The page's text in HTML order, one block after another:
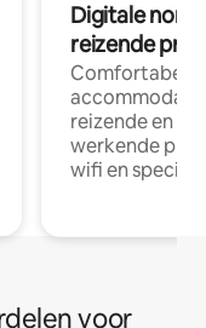
Digitale
reizende
Comfortabele
reizende en
werkende
wifi en
voor